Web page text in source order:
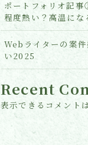
ポートフォリオ記
程度熱い？高温に
Webライターの案
い2025
Recent
表示できるコメント